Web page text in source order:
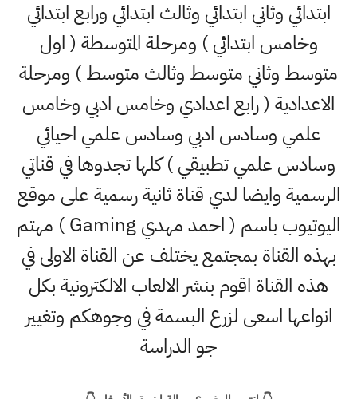
ابتدائي وثاني ابتدائي وثالث ابتدائي ورابع ابتدائي
وخامس ابتدائي ) ومرحلة المتوسطة ( اول
متوسط وثاني متوسط وثالث متوسط ) ومرحلة
الاعدادية ( رابع اعدادي وخامس ادبي وخامس
علمي وسادس ادبي وسادس علمي احيائي
وسادس علمي تطبيقي ) كلها تجدوها في قناتي
الرسمية وايضا لدي قناة ثانية رسمية على موقع
اليوتيوب باسم ( احمد مهدي Gaming ) مهتم
بهذه القناة بمجتمع يختلف عن القناة الاولى في
هذه القناة اقوم بنشر الالعاب الالكترونية بكل
انواعها اسعى لزرع البسمة في وجوهكم وتغيير
جو الدراسة